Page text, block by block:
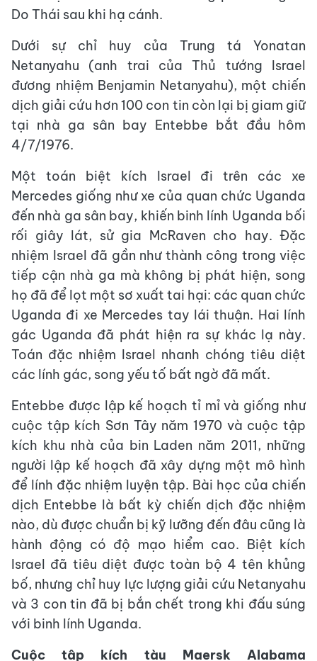
Do Thái sau khi hạ cánh.
Dưới sự chỉ huy của Trung tá Yonatan
Netanyahu (anh trai của Thủ tướng Israel
đương nhiệm Benjamin Netanyahu), một chiến
dịch giải cứu hơn 100 con tin còn lại bị giam giữ
tại nhà ga sân bay Entebbe bắt đầu hôm
4/7/1976.
Một toán biệt kích Israel đi trên các xe
Mercedes giống như xe của quan chức Uganda
đến nhà ga sân bay, khiến binh lính Uganda bối
rối giây lát, sử gia McRaven cho hay. Đặc
nhiệm Israel đã gần như thành công trong việc
tiếp cận nhà ga mà không bị phát hiện, song
họ đã để lọt một sơ xuất tai hại: các quan chức
Uganda đi xe Mercedes tay lái thuận. Hai lính
gác Uganda đã phát hiện ra sự khác lạ này.
Toán đặc nhiệm Israel nhanh chóng tiêu diệt
các lính gác, song yếu tố bất ngờ đã mất.
Entebbe được lập kế hoạch tỉ mỉ và giống như
cuộc tập kích Sơn Tây năm 1970 và cuộc tập
kích khu nhà của bin Laden năm 2011, những
người lập kế hoạch đã xây dựng một mô hình
để lính đặc nhiệm luyện tập. Bài học của chiến
dịch Entebbe là bất kỳ chiến dịch đặc nhiệm
nào, dù được chuẩn bị kỹ lưỡng đến đâu cũng là
hành động có độ mạo hiểm cao. Biệt kích
Israel đã tiêu diệt được toàn bộ 4 tên khủng
bố, nhưng chỉ huy lực lượng giải cứu Netanyahu
và 3 con tin đã bị bắn chết trong khi đấu súng
với binh lính Uganda.
Cuộc tập kích tàu Maersk Alabama